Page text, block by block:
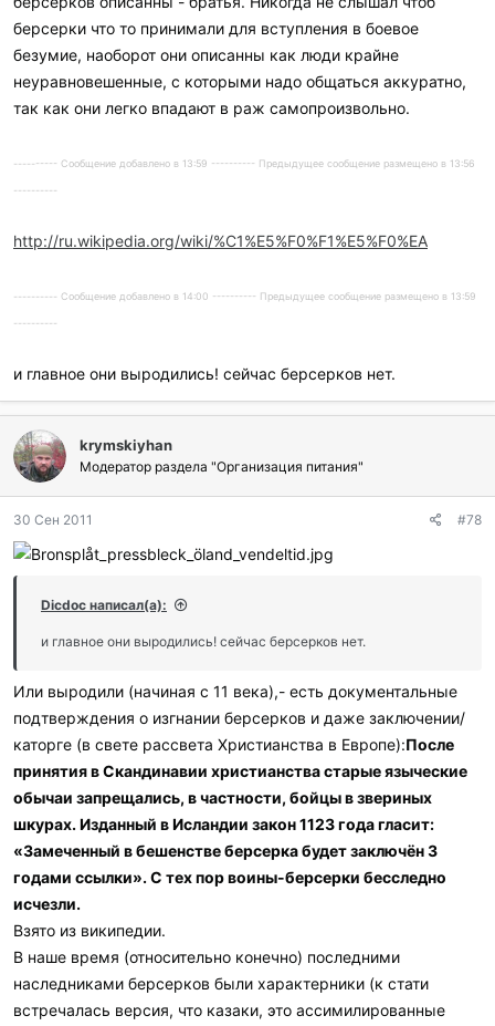
берсерки что то принимали для вступления в боевое
безумие, наоборот они описанны как люди крайне
неуравновешенные, с которыми надо общаться аккуратно,
так как они легко впадают в раж самопроизвольно.
---------- Сообщение добавлено в 13:59 ---------- Предыдущее сообщение размещено в 13:56
----------
http://ru.wikipedia.org/wiki/%C1%E5%F0%F1%E5%F0%EA
---------- Сообщение добавлено в 14:00 ---------- Предыдущее сообщение размещено в 13:59
----------
и главное они выродились! сейчас берсерков нет.
krymskiyhan
Модератор раздела "Организация питания"
30 Сен 2011 #78
Dicdoc написал(а):
и главное они выродились! сейчас берсерков нет.
Или выродили (начиная с 11 века),- есть документальные
подтверждения о изгнании берсерков и даже заключении/
каторге (в свете рассвета Христианства в Европе):После
принятия в Скандинавии христианства старые языческие
обычаи запрещались, в частности, бойцы в звериных
шкурах. Изданный в Исландии закон 1123 года гласит:
«Замеченный в бешенстве берсерка будет заключён 3
годами ссылки». С тех пор воины-берсерки бесследно
исчезли.
Взято из википедии.
В наше время (относительно конечно) последними
наследниками берсерков были характерники (к стати
встречалась версия, что казаки, это ассимилированные